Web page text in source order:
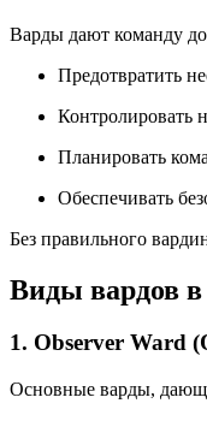
Варды дают команду
Предотвратить
Контролировать
Планировать
Обеспечивать
Без правильного
Виды вардов в
1. Observer Ward
Основные варды,